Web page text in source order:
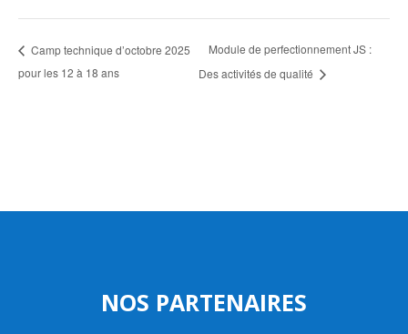
Camp technique d’octobre 2025
pour les 12 à 18 ans
Module de perfectionnement JS :
Des activités de qualité
NOS PARTENAIRES